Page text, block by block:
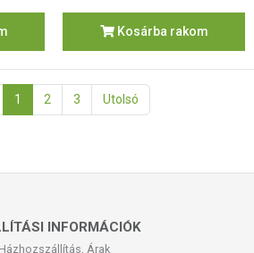
Kosárba rakom
1 2 3 Utolsó
INFORMÁCIÓK
Házhozszállítás, Árak